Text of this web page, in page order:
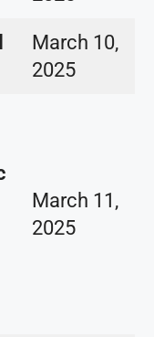
March 10,
2025
March 11,
2025